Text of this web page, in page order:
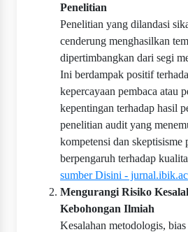
Penelitian
Penelitian yang dilandasi
cenderung menghasilkan
dipertimbangkan dari segi
Ini berdampak positif
kepercayaan pembaca atau
kepentingan terhadap hasil
penelitian audit yang
kompetensi dan skeptisisme
berpengaruh terhadap
sumber Disini -
Mengurangi Risiko
Kebohongan Ilmiah
Kesalahan metodologis, bias